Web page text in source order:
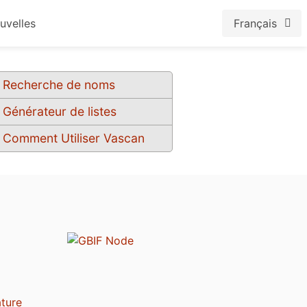
Français
Recherche de noms
Générateur de listes
Comment Utiliser Vascan